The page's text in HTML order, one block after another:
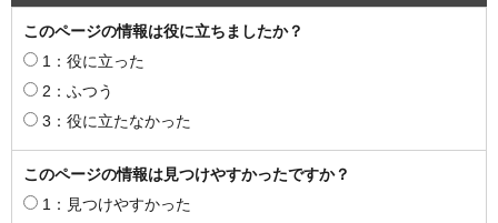
このページの情報は役に立ちましたか？
1：役に立った
2：ふつう
3：役に立たなかった
このページの情報は見つけやすかったですか？
1：見つけやすかった